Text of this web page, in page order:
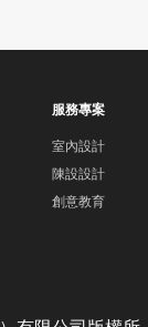
服務專案
室內設計
陳設設計
創意教育